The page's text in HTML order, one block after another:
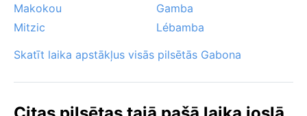
Makokou
Gamba
Mitzic
Lébamba
Skatīt laika apstākļus visās pilsētās Gabona